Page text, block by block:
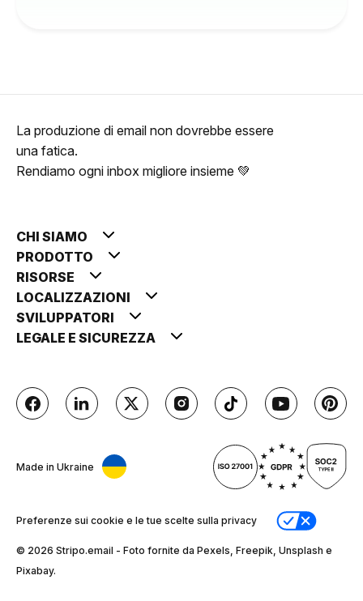
La produzione di email non dovrebbe essere
una fatica.
Rendiamo ogni inbox migliore insieme 💚
CHI SIAMO
PRODOTTO
RISORSE
LOCALIZZAZIONI
SVILUPPATORI
LEGALE E SICUREZZA
Made in Ukraine
Preferenze sui cookie e le tue scelte sulla privacy
© 2026 Stripо.email - Foto fornite da Pexels, Freepik, Unsplash e
Pixabay.